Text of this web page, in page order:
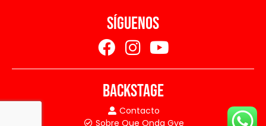
SÍGUENOS
BACKSTAGE
Contacto
Sobre Que Onda Gye